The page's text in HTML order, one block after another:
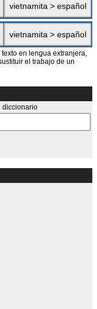
vietnamita > español
vietnamita > español
en lengua extranjera,
el trabajo de un
diccionario